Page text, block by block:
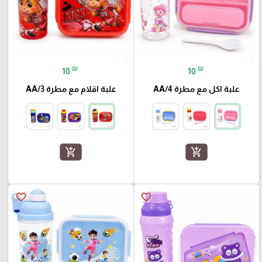
10 ₪
علبة اكل مع مطرة AA/4
add_shopping_cart
10 ₪
علبة اقلام مع مطرة AA/3
add_shopping_cart
favorite_border
favorite_border